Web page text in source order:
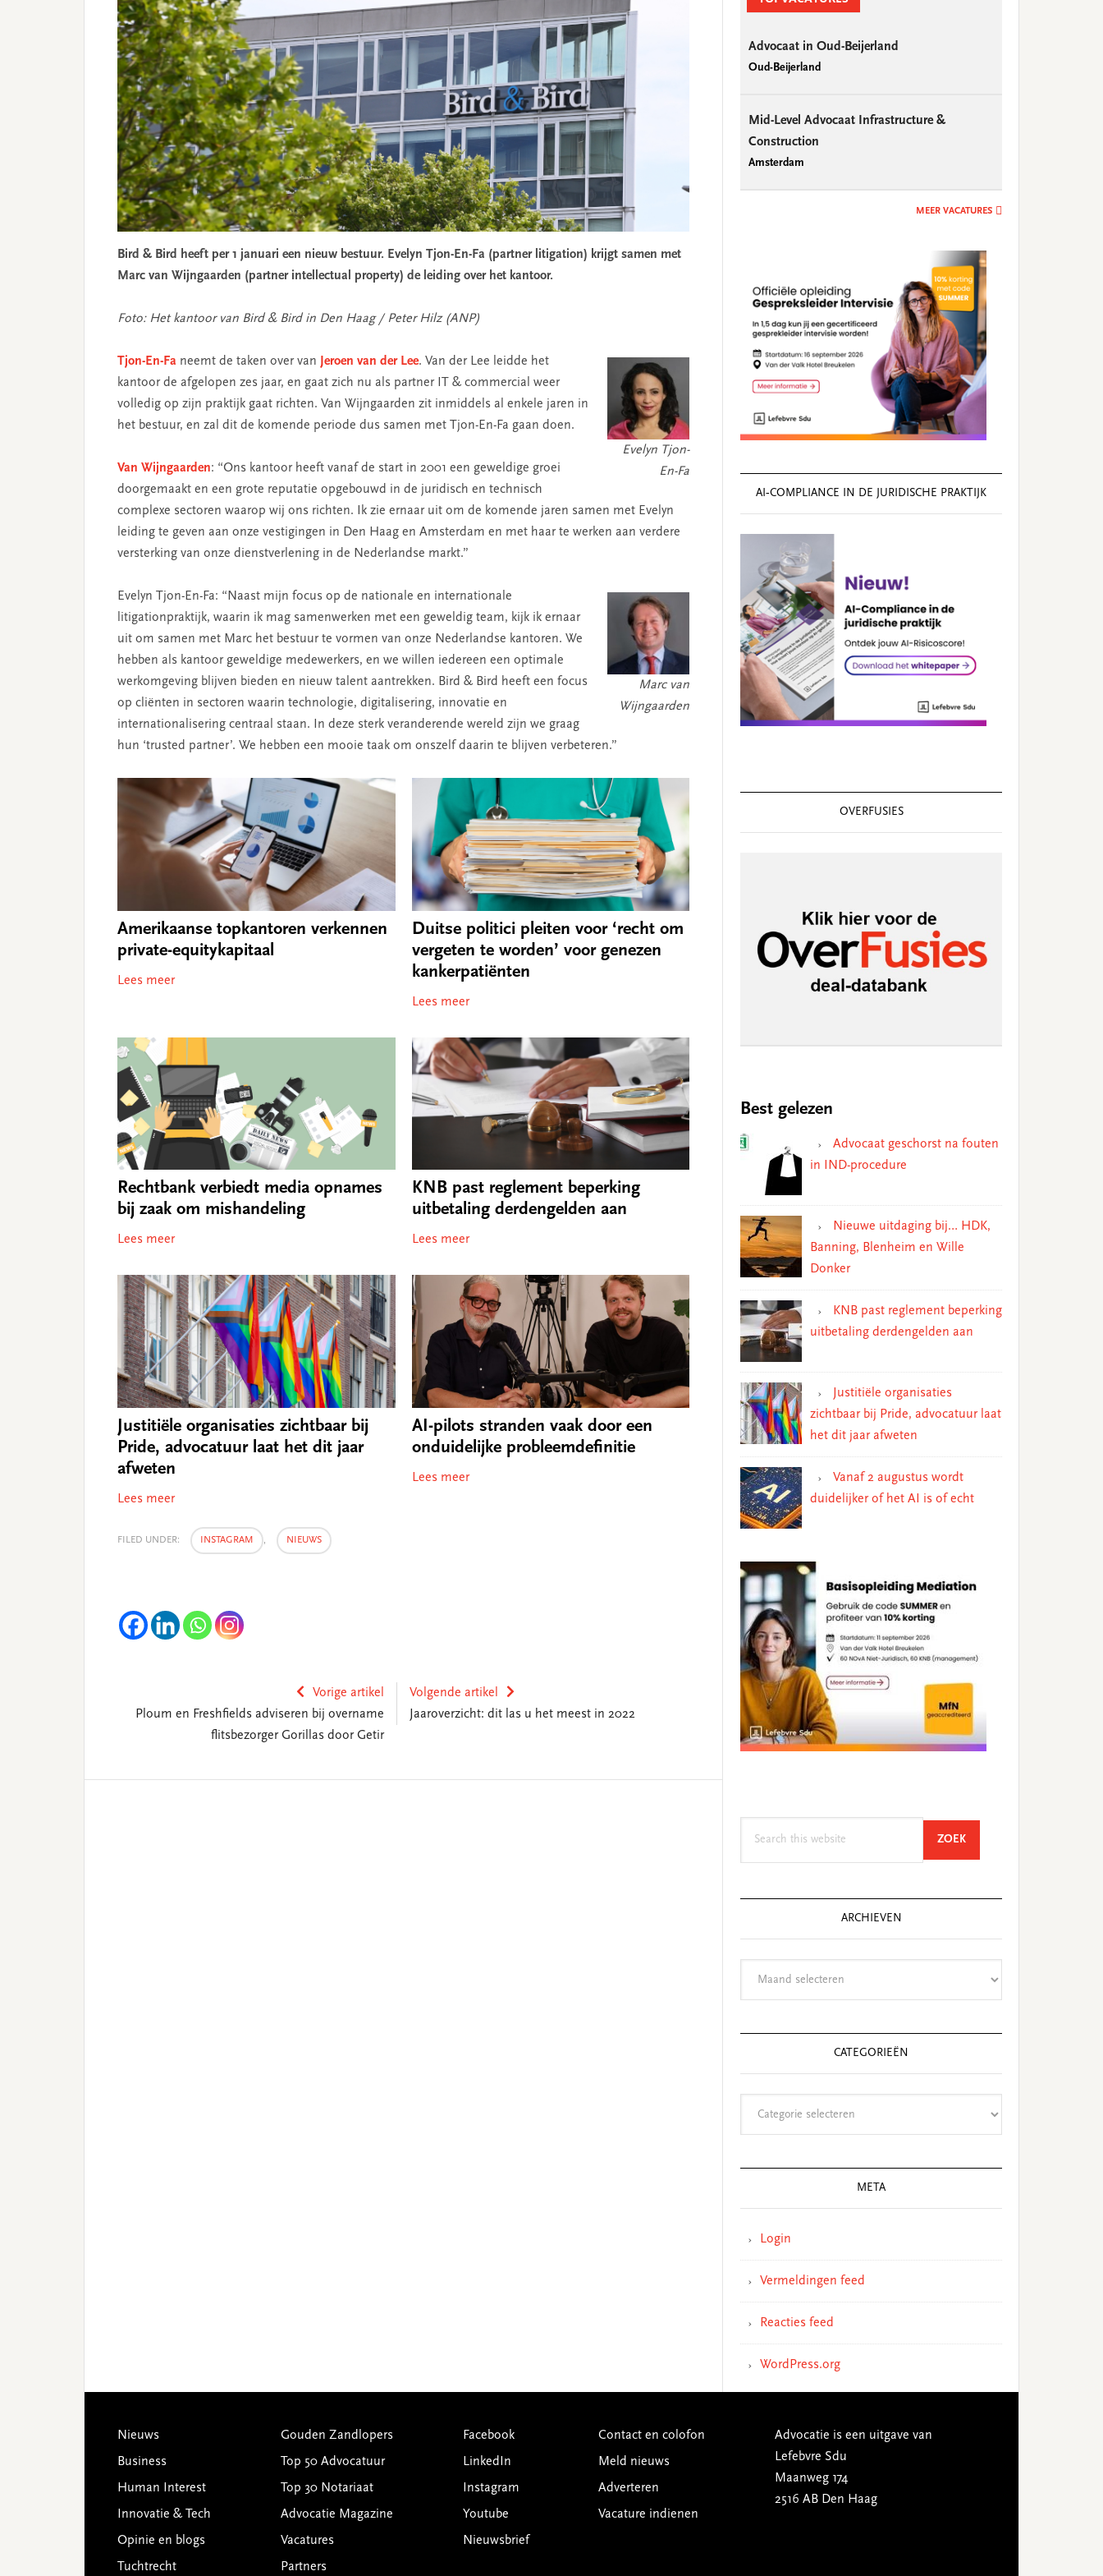
Bird & Bird heeft per 1 januari een nieuw bestuur. Evelyn Tjon-En-Fa (partner litigation) krijgt samen met
Marc van Wijngaarden (partner intellectual property) de leiding over het kantoor.
Foto: Het kantoor van Bird & Bird in Den Haag / Peter Hilz (ANP)
Evelyn Tjon-
En-Fa
Tjon-En-Fa neemt de taken over van Jeroen van der Lee. Van der Lee leidde het
kantoor de afgelopen zes jaar, en gaat zich nu als partner IT & commercial weer
volledig op zijn praktijk gaat richten. Van Wijngaarden zit inmiddels al enkele jaren in
het bestuur, en zal dit de komende periode dus samen met Tjon-En-Fa gaan doen.
Van Wijngaarden: “Ons kantoor heeft vanaf de start in 2001 een geweldige groei
doorgemaakt en een grote reputatie opgebouwd in de juridisch en technisch
complexe sectoren waarop wij ons richten. Ik zie ernaar uit om de komende jaren samen met Evelyn
leiding te geven aan onze vestigingen in Den Haag en Amsterdam en met haar te werken aan verdere
versterking van onze dienstverlening in de Nederlandse markt.”
Marc van
Wijngaarden
Evelyn Tjon-En-Fa: “Naast mijn focus op de nationale en internationale
litigationpraktijk, waarin ik mag samenwerken met een geweldig team, kijk ik ernaar
uit om samen met Marc het bestuur te vormen van onze Nederlandse kantoren. We
hebben als kantoor geweldige medewerkers, en we willen iedereen een optimale
werkomgeving blijven bieden en nieuw talent aantrekken. Bird & Bird heeft een focus
op cliënten in sectoren waarin technologie, digitalisering, innovatie en
internationalisering centraal staan. In deze sterk veranderende wereld zijn we graag
hun ‘trusted partner’. We hebben een mooie taak om onszelf daarin te blijven verbeteren.”
Amerikaanse topkantoren verkennen
private-equitykapitaal
Lees meer
Duitse politici pleiten voor ‘recht om
vergeten te worden’ voor genezen
kankerpatiënten
Lees meer
Rechtbank verbiedt media opnames
bij zaak om mishandeling
Lees meer
KNB past reglement beperking
uitbetaling derdengelden aan
Lees meer
Justitiële organisaties zichtbaar bij
Pride, advocatuur laat het dit jaar
afweten
Lees meer
AI-pilots stranden vaak door een
onduidelijke probleemdefinitie
Lees meer
FILED UNDER: INSTAGRAM , NIEUWS
Vorige artikel
Ploum en Freshfields adviseren bij overname
flitsbezorger Gorillas door Getir
Volgende artikel
Jaaroverzicht: dit las u het meest in 2022
Advocaat in Oud-Beijerland
Oud-Beijerland
Mid-Level Advocaat Infrastructure &
Construction
Amsterdam
MEER VACATURES
AI‑COMPLIANCE IN DE JURIDISCHE PRAKTIJK
OVERFUSIES
Best gelezen
Advocaat geschorst na fouten
in IND-procedure
Nieuwe uitdaging bij… HDK,
Banning, Blenheim en Wille
Donker
KNB past reglement beperking
uitbetaling derdengelden aan
Justitiële organisaties
zichtbaar bij Pride, advocatuur laat
het dit jaar afweten
Vanaf 2 augustus wordt
duidelijker of het AI is of echt
ZOEKSEARCH
ARCHIEVEN
CATEGORIEËN
META
Login
Vermeldingen feed
Reacties feed
WordPress.org
Footer
Nieuws
Business
Human Interest
Innovatie & Tech
Opinie en blogs
Tuchtrecht
Gouden Zandlopers
Top 50 Advocatuur
Top 30 Notariaat
Advocatie Magazine
Vacatures
Partners
Facebook
LinkedIn
Instagram
Youtube
Nieuwsbrief
Contact en colofon
Meld nieuws
Adverteren
Vacature indienen
Advocatie is een uitgave van
Lefebvre Sdu
Maanweg 174
2516 AB Den Haag